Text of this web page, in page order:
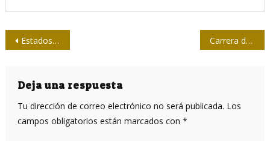
Navegación
entradas
Estados Unidos a la “caza” de los espíritus Carrera de Periodismo
Deja una respuesta
Tu dirección de correo electrónico no será publicada. Los
campos obligatorios están marcados con *